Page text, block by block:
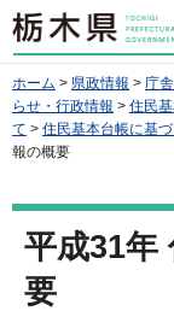
栃木県
ホーム > 県政情報 > 庁
らせ・行政情報 > 住民
て > 住民基本台帳に基
報の概要
平成31年
要